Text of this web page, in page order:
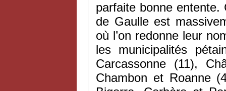
parfaite bonne entente.
de Gaulle est
où l’on redonne leur
les municipalités
Carcassonne (11),
Chambon et Roanne